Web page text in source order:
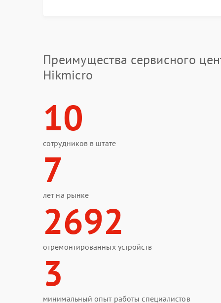
Преимущества сервисного
Hikmicro
10
сотрудников в штате
7
лет на рынке
2692
отремонтированных устройств
3
минимальный опыт работы специалистов